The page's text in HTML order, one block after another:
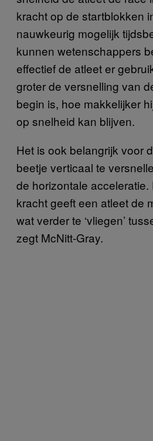
kracht op de startblokken
nauwkeurig mogelijk
kunnen wetenschappers
effectief de atleet er
groter de versnelling van
begin is, hoe makkelijker
op snelheid kan blijven.
Het is ook belangrijk voor
beetje verticaal te
de horizontale
kracht geeft een atleet de
wat verder te ‘vliegen’
zegt McNitt-Gray.